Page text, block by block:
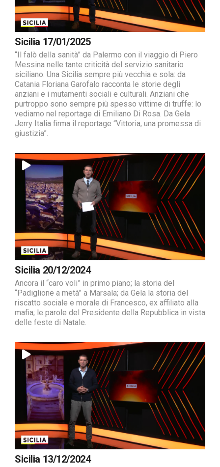
Sicilia 17/01/2025
“Il falò della sanità” da Palermo con il viaggio di Piero
Messina nelle tante criticità del servizio sanitario
siciliano. Una Sicilia sempre più vecchia e sola: da
Catania Floriana Garofalo racconta le storie degli
anziani e i mutamenti sociali e culturali. Anziani che
purtroppo sono sempre più spesso vittime di truffe: lo
vediamo nel reportage di Emiliano Di Rosa. Da Gela
Jerry Italia firma il reportage “Vittoria, una promessa di
giustizia”.
Sicilia 20/12/2024
Ancora il “caro voli” in primo piano; la storia del
“Padiglione a metà” a Marsala; da Gela la storia del
riscatto sociale e morale di Francesco, ex affiliato alla
mafia; le parole del Presidente della Repubblica in vista
delle feste di Natale.
Sicilia 13/12/2024